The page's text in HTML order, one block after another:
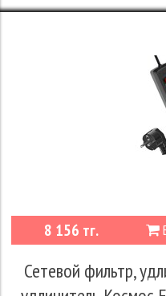
8 156 тг.
Сетевой фильтр,